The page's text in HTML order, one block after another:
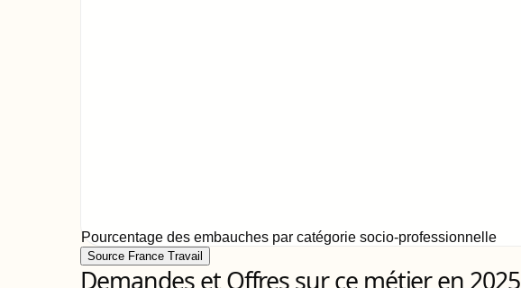
Pourcentage des embauches par catégorie socio-professionnelle
Source France Travail
Demandes et Offres sur ce métier en 2025